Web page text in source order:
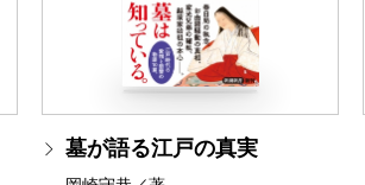
墓が語る江戸の真実